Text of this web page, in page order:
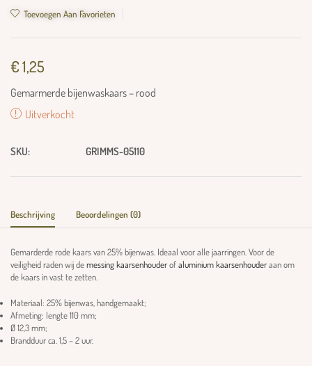
Toevoegen Aan Favorieten
€1,25
Gemarmerde bijenwaskaars – rood
Uitverkocht
SKU: GRIMMS-05110
Beschrijving Beoordelingen (0)
Gemarderde rode kaars van 25% bijenwas. Ideaal voor alle jaarringen. Voor de
veiligheid raden wij demessing kaarsenhouderofaluminium kaarsenhouderaan om
de kaars in vast te zetten.
Materiaal: 25% bijenwas, handgemaakt;
Afmeting: lengte 110 mm;
Ø 12,3 mm;
Brandduur ca. 1,5 – 2 uur.